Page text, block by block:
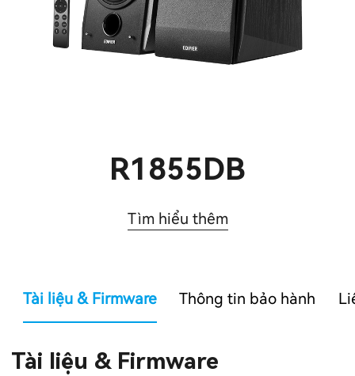
R1855DB
Tìm hiểu thêm
Tài liệu & Firmware Thông tin bảo hành
Tài liệu & Firmware